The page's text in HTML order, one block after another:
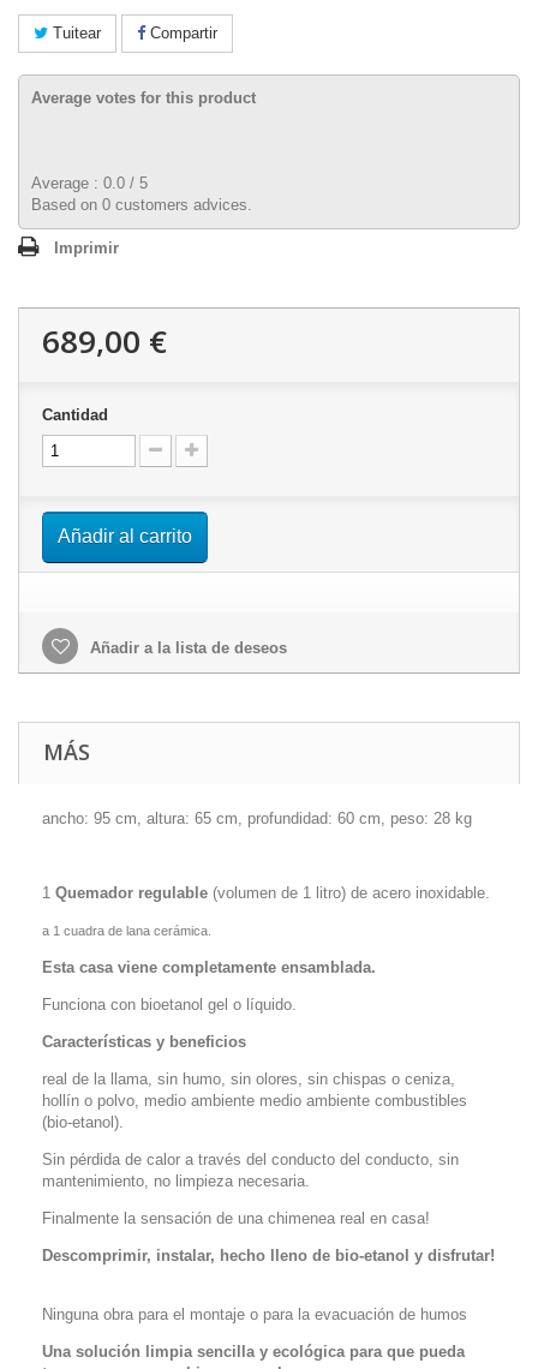
Tuitear Compartir
Average votes for this product
Average : 0.0 / 5
Based on 0 customers advices.
Imprimir
689,00 €
Cantidad
Añadir al carrito
Añadir a la lista de deseos
MÁS
ancho: 95 cm, altura: 65 cm, profundidad: 60 cm, peso: 28 kg
1 Quemador regulable (volumen de 1 litro) de acero inoxidable.
a 1 cuadra de lana cerámica.
Esta casa viene completamente ensamblada.
Funciona con bioetanol gel o líquido.
Características y beneficios
real de la llama, sin humo, sin olores, sin chispas o ceniza,
hollín o polvo, medio ambiente medio ambiente combustibles
(bio-etanol).
Sin pérdida de calor a través del conducto del conducto, sin
mantenimiento, no limpieza necesaria.
Finalmente la sensación de una chimenea real en casa!
Descomprimir, instalar, hecho lleno de bio-etanol y disfrutar!
Ninguna obra para el montaje o para la evacuación de humos
Una solución limpia sencilla y ecológica para que pueda